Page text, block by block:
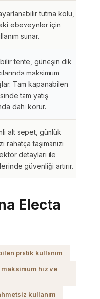
tutma kolu,
ebeveynler için
sunar.
tente, güneşin dik
maksimum
Tam kapanabilen
tam yatış
dahi korur.
alt sepet, günlük
rahatça taşımanızı
detayları ile
güvenliği artırır.
Electa
pratik kullanım
hız ve
kullanım